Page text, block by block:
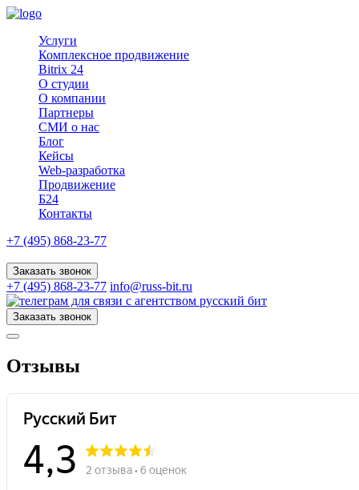
Услуги
Комплексное продвижение
Bitrix 24
О студии
О компании
Партнеры
СМИ о нас
Блог
Кейсы
Web-разработка
Продвижение
Б24
Контакты
+7 (495) 868-23-77
Заказать звонок
+7 (495) 868-23-77 info@russ-bit.ru
Заказать звонок
Отзывы